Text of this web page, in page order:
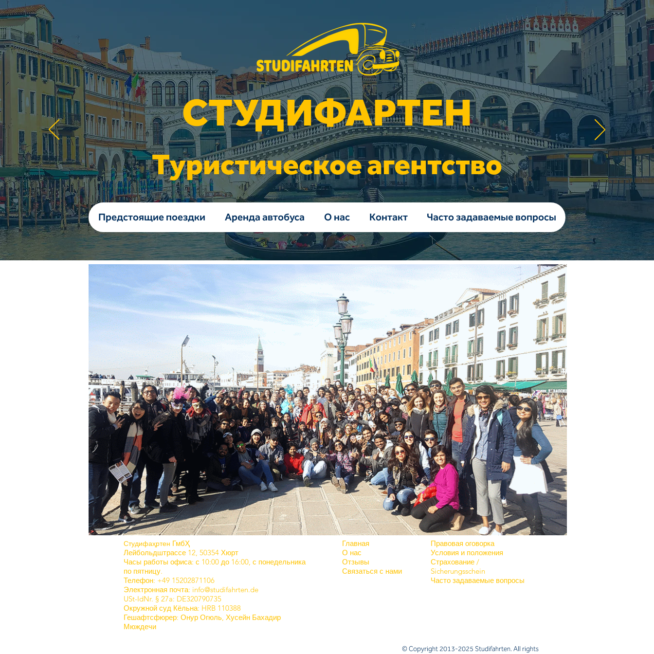
СТУДИФАРТЕН
Туристическое агентство
Предстоящие поездки Аренда автобуса О нас Контакт Часто задаваемые вопросы
Студифаҳртен ГмбҲ
Лейбольдштрассе 12, 50354 Хюрт
Часы работы офиса: с 10:00 до 16:00, с понедельника
по пятницу.
Телефон: +49 15202871106
Электронная почта: info@studifahrten.de
USt-IdNr. § 27a: DE320790735
Окружной суд Кёльна: HRB 110388
Гешафтсфюрер: Онур Огюль, Хусейн Бахадир
Мюждечи
Главная
О нас
Отзывы
Связаться с нами
Правовая оговорка
Условия и положения
Страхование /
Sicherungsschein
Часто задаваемые вопросы
© Copyright 2013-2025 Studifahrten. All rights